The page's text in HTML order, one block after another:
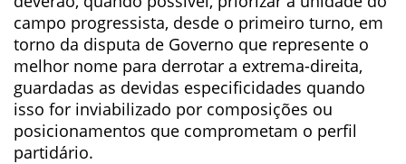
campo progressista, desde o primeiro turno, em
torno da disputa de Governo que represente o
melhor nome para derrotar a extrema-direita,
guardadas as devidas especificidades quando
isso for inviabilizado por composições ou
posicionamentos que comprometam o perfil
partidário.